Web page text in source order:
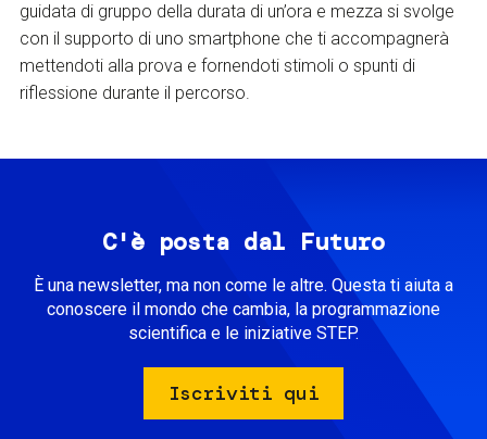
guidata di gruppo della durata di un’ora e mezza si svolge
con il supporto di uno smartphone che ti accompagnerà
mettendoti alla prova e fornendoti stimoli o spunti di
riflessione durante il percorso.
C'è posta dal Futuro
È una newsletter, ma non come le altre. Questa ti aiuta a
conoscere il mondo che cambia, la programmazione
scientifica e le iniziative STEP.
Iscriviti qui